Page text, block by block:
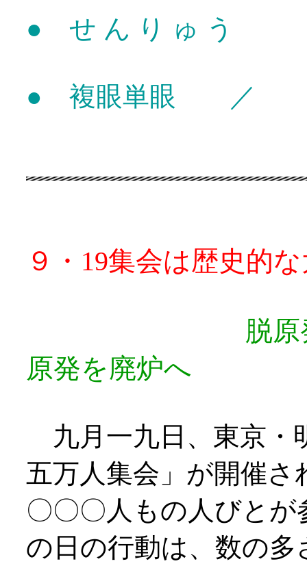
● せ ん り ゅ う
● 複眼単眼 ／ 「
９・19集会は歴史的
脱
原発を廃炉へ
九月一九日、東京・
五万人集会」が開催
〇〇〇人もの人びと
の日の行動は、数の